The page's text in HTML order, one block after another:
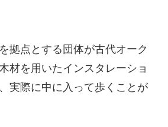
拠点とする団体が古代オーク
材を用いたインスタレーショ
実際に中に入って歩くことが